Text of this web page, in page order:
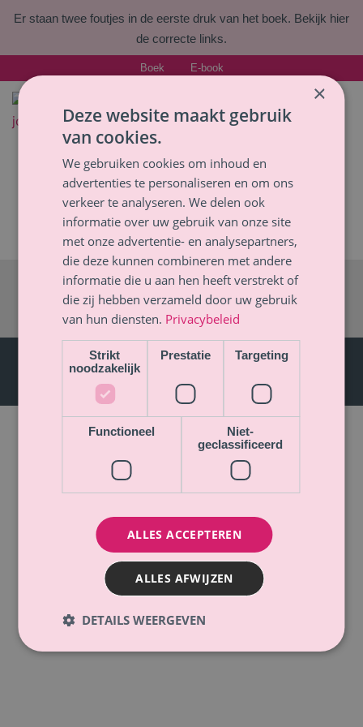
Er staan twee foutjes in de eerste druk van het boek. Bekijk hier
de correcte links.
Boek E-book
Afspraak maken
© Majella Lammers| Privacybeleid–Cookie-beleid–Klachten
KVK141 174 19
IBANNL95 SNSB 078 328 02 38
BTW
Marketing
×
Deze website maakt gebruik
van cookies.
We gebruiken cookies om inhoud en
advertenties te personaliseren en om ons
verkeer te analyseren. We delen ook
informatie over uw gebruik van onze site
met onze advertentie- en analysepartners,
die deze kunnen combineren met andere
informatie die u aan hen heeft verstrekt of
die zij hebben verzameld door uw gebruik
van hun diensten. Privacybeleid
Strikt
noodzakelijk
Prestatie Targeting
Functioneel
Niet-
geclassificeerd
ALLES ACCEPTEREN
ALLES AFWIJZEN
DETAILS WEERGEVEN